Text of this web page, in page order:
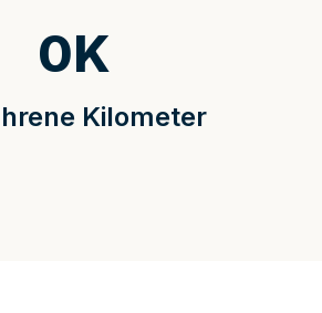
Kilometer
0K